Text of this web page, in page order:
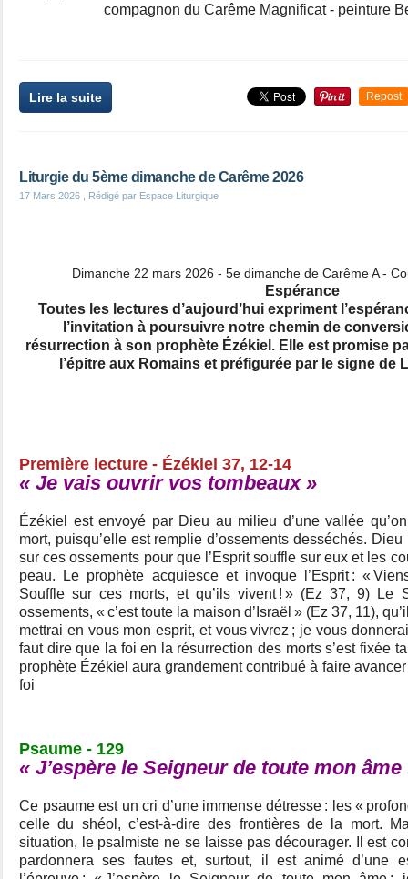
compagnon du Carême Magnificat - peinture
Lire la suite Repost
Liturgie du 5ème dimanche de Carême 2026
17 Mars 2026 , Rédigé par Espace Liturgique
Dimanche 22 mars 2026 - 5e dimanche de Carême A -
Espérance
Toutes les lectures d’aujourd’hui expriment
l’invitation à poursuivre notre chemin de
résurrection à son prophète Ézékiel. Elle est promise
l’épitre aux Romains et préfigurée par le signe de
Première lecture - Ézékiel 37, 12-14
« Je vais ouvrir vos tombeaux »
Ézékiel est envoyé par Dieu au milieu d’une vallée
mort, puisqu’elle est remplie d’ossements desséchés.
sur ces ossements pour que l’Esprit souffle sur eux et les
peau. Le prophète acquiesce et invoque l’Esprit : «
Souffle sur ces morts, et qu’ils vivent ! » (Ez 37, 9) Le
ossements, « c’est toute la maison d’Israël » (Ez 37, 11),
mettrai en vous mon esprit, et vous vivrez ; je vous
faut dire que la foi en la résurrection des morts s’est fixée
prophète Ézékiel aura grandement contribué à faire
foi
Psaume - 129
« J’espère le Seigneur de toute mon âme
Ce psaume est un cri d’une immense détresse : les «
celle du shéol, c’est-à-dire des frontières de la mort.
situation, le psalmiste ne se laisse pas décourager. Il est
pardonnera ses fautes et, surtout, il est animé d’une